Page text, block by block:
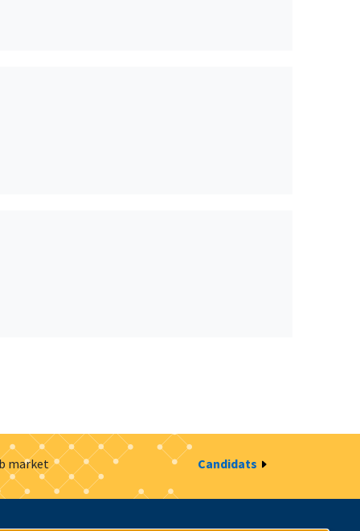
market Candidats